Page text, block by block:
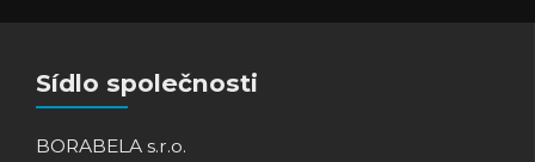
Sídlo společnosti
BORABELA s.r.o.